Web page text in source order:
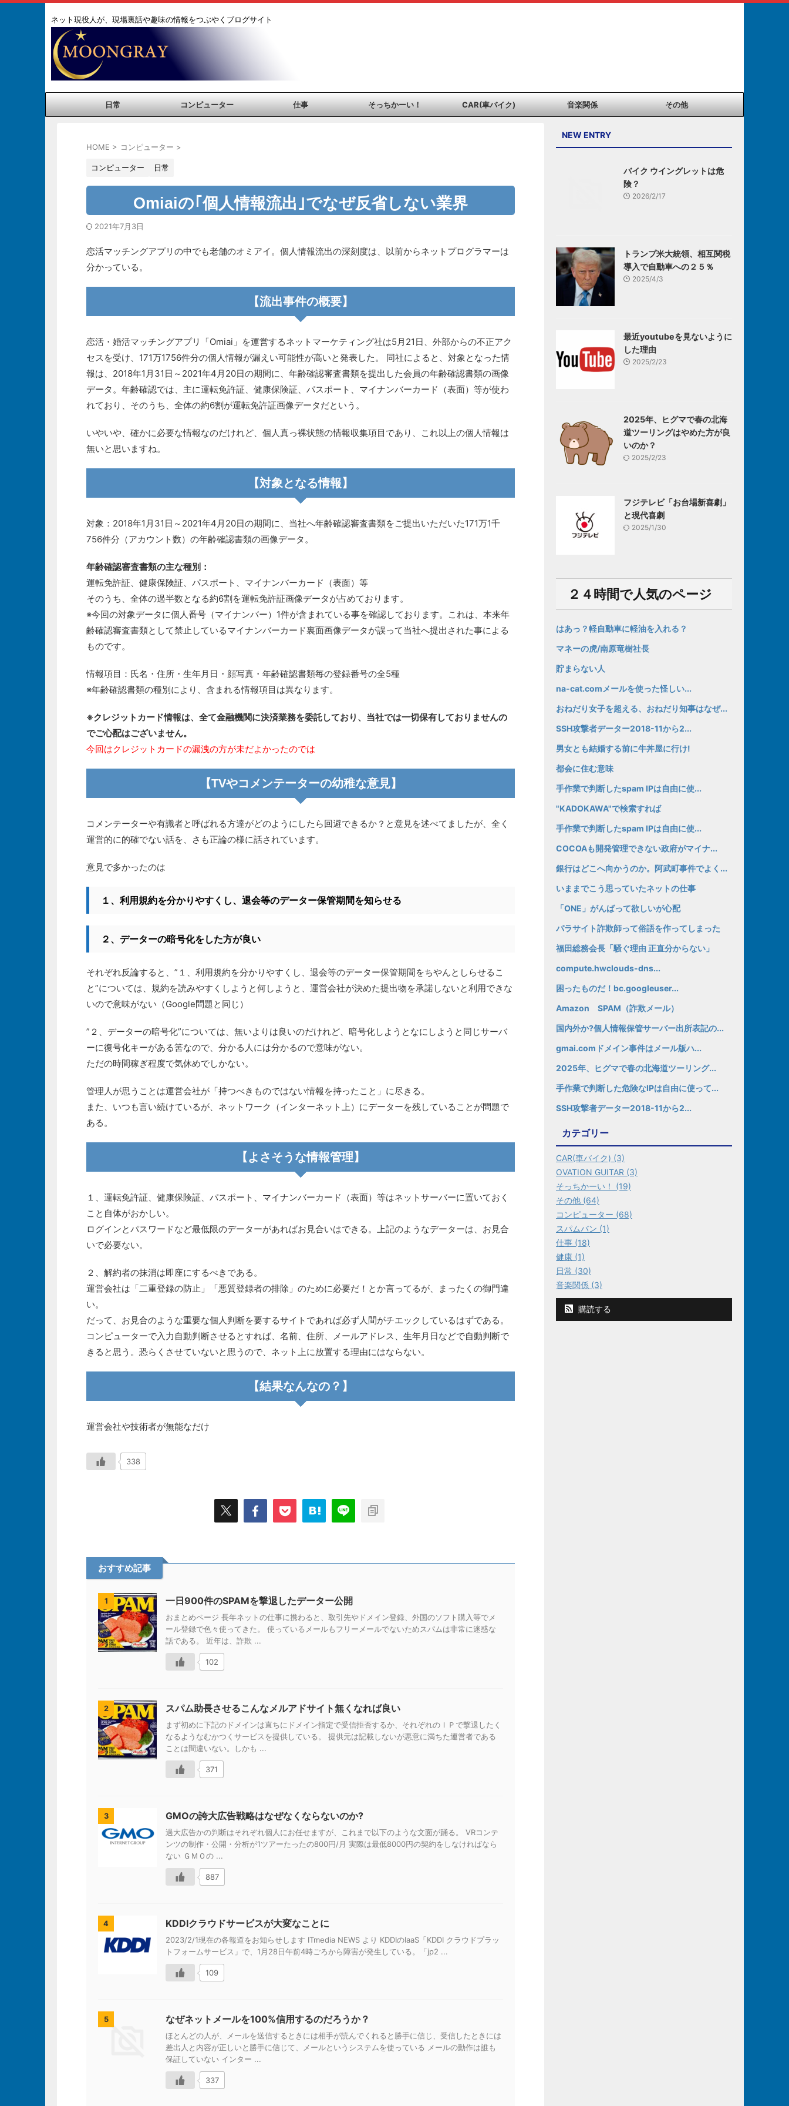
ネット現役人が、現場裏話や趣味の情報をつぶやくブログサイト
日常 コンピューター 仕事 そっちかーい！ CAR(車バイク) 音楽関係 その他
HOME > コンピューター >
コンピューター 日常
Omiaiの｢個人情報流出｣でなぜ反省しない業界
2021年7月3日
恋活マッチングアプリの中でも老舗のオミアイ。個人情報流出の深刻度は、以前からネットプログラマーは
分かっている。
【流出事件の概要】
恋活・婚活マッチングアプリ「Omiai」を運営するネットマーケティング社は5月21日、外部からの不正アク
セスを受け、171万1756件分の個人情報が漏えい可能性が高いと発表した。 同社によると、対象となった情
報は、2018年1月31日～2021年4月20日の期間に、年齢確認審査書類を提出した会員の年齢確認書類の画像
データ。年齢確認では、主に運転免許証、健康保険証、パスポート、マイナンバーカード（表面）等が使わ
れており、そのうち、全体の約6割が運転免許証画像データだという。
いやいや、確かに必要な情報なのだけれど、個人真っ裸状態の情報収集項目であり、これ以上の個人情報は
無いと思いますね。
【対象となる情報】
対象：2018年1月31日～2021年4月20日の期間に、当社へ年齢確認審査書類をご提出いただいた171万1千
756件分（アカウント数）の年齢確認書類の画像データ。
年齢確認審査書類の主な種別：
運転免許証、健康保険証、パスポート、マイナンバーカード（表面）等
そのうち、全体の過半数となる約6割を運転免許証画像データが占めております。
※今回の対象データに個人番号（マイナンバー）1件が含まれている事を確認しております。これは、本来年
齢確認審査書類として禁止しているマイナンバーカード裏面画像データが誤って当社へ提出された事による
ものです。
情報項目：氏名・住所・生年月日・顔写真・年齢確認書類毎の登録番号の全5種
※年齢確認書類の種別により、含まれる情報項目は異なります。
※クレジットカード情報は、全て金融機関に決済業務を委託しており、当社では一切保有しておりませんの
でご心配はございません。
今回はクレジットカードの漏洩の方が未だよかったのでは
【TVやコメンテーターの幼稚な意見】
コメンテーターや有識者と呼ばれる方達がどのようにしたら回避できるか？と意見を述べてましたが、全く
運営的に的確でない話を、さも正論の様に話されています。
意見で多かったのは
１、利用規約を分かりやすくし、退会等のデーター保管期間を知らせる
２、データーの暗号化をした方が良い
それぞれ反論すると、”１、利用規約を分かりやすくし、退会等のデーター保管期間をちやんとしらせるこ
と”については、規約を読みやすくしようと何しようと、運営会社が決めた提出物を承諾しないと利用できな
いので意味がない（Google問題と同じ）
”２、データーの暗号化”については、無いよりは良いのだけれど、暗号化しようとなにしようと同じサーバ
ーに復号化キーがある筈なので、分かる人には分かるので意味がない。
ただの時間稼ぎ程度で気休めでしかない。
管理人が思うことは運営会社が「持つべきものではない情報を持ったこと」に尽きる。
また、いつも言い続けているが、ネットワーク（インターネット上）にデーターを残していることが問題で
ある。
【よさそうな情報管理】
１、運転免許証、健康保険証、パスポート、マイナンバーカード（表面）等はネットサーバーに置いておく
こと自体がおかしい。
ログインとパスワードなど最低限のデーターがあればお見合いはできる。上記のようなデーターは、お見合
いで必要ない。
２、解約者の抹消は即座にするべきである。
運営会社は「二重登録の防止」「悪質登録者の排除」のために必要だ！とか言ってるが、まったくの御門違
い。
だって、お見合のような重要な個人判断を要するサイトであれば必ず人間がチエックしているはずである。
コンピューターで入力自動判断させるとすれば、名前、住所、メールアドレス、生年月日などで自動判断で
きると思う。恐らくさせていないと思うので、ネット上に放置する理由にはならない。
【結果なんなの？】
運営会社や技術者が無能なだけ
338
おすすめ記事
1 一日900件のSPAMを撃退したデーター公開
おまとめページ 長年ネットの仕事に携わると、取引先やドメイン登録、外国のソフト購入等でメ
ール登録で色々使ってきた。 使っているメールもフリーメールでないためスパムは非常に迷惑な
話である。 近年は、詐欺 ...
102
2 スパム助長させるこんなメルアドサイト無くなれば良い
まず初めに下記のドメインは直ちにドメイン指定で受信拒否するか、それぞれのＩＰで撃退したく
なるようなむかつくサービスを提供している。 提供元は記載しないが悪意に満ちた運営者である
ことは間違いない。しかも ...
371
3 GMOの誇大広告戦略はなぜなくならないのか?
過大広告かの判断はそれぞれ個人にお任せますが、これまで以下のような文面が踊る。 VRコンテ
ンツの制作・公開・分析が1ツアーたったの800円/月 実際は最低8000円の契約をしなければなら
ない ＧＭＯの ...
887
4 KDDIクラウドサービスが大変なことに
2023/2/1現在の各報道をお知らせします ITmedia NEWS より KDDIのIaaS「KDDI クラウドプラッ
トフォームサービス」で、1月28日午前4時ごろから障害が発生している。「jp2 ...
109
5 なぜネットメールを100%信用するのだろうか？
ほとんどの人が、メールを送信するときには相手が読んでくれると勝手に信じ、受信したときには
差出人と内容が正しいと勝手に信じて、メールというシステムを使っている メールの動作は誰も
保証していない インター ...
337
NEW ENTRY
バイク ウイングレットは危
険？
2026/2/17
トランプ米大統領、相互関税
導入で自動車への２５％
2025/4/3
最近youtubeを見ないように
した理由
2025/2/23
2025年、ヒグマで春の北海
道ツーリングはやめた方が良
いのか？
2025/2/23
フジテレビ「お台場新喜劇」
と現代喜劇
2025/1/30
２４時間で人気のページ
はあっ？軽自動車に軽油を入れる？
マネーの虎/南原竜樹社長
貯まらない人
na-cat.comメールを使った怪しい...
おねだり女子を超える、おねだり知事はなぜ...
SSH攻撃者データー2018-11から2...
男女とも結婚する前に牛丼屋に行け!
都会に住む意味
手作業で判断したspam IPは自由に使...
"KADOKAWA"で検索すれば
手作業で判断したspam IPは自由に使...
COCOAも開発管理できない政府がマイナ...
銀行はどこへ向かうのか。阿武町事件でよく...
いままでこう思っていたネットの仕事
「ONE」がんばって欲しいが心配
パラサイト詐欺師って俗語を作ってしまった
福田総務会長「騒ぐ理由 正直分からない」
compute.hwclouds-dns...
困ったものだ！bc.googleuser...
Amazon SPAM（詐欺メール）
国内外か?個人情報保管サーバー出所表記の...
gmai.comドメイン事件はメール版ハ...
2025年、ヒグマで春の北海道ツーリング...
手作業で判断した危険なIPは自由に使って...
SSH攻撃者データー2018-11から2...
カテゴリー
CAR(車バイク) (3)
OVATION GUITAR (3)
そっちかーい！ (19)
その他 (64)
コンピューター (68)
スパムバン (1)
仕事 (18)
健康 (1)
日常 (30)
音楽関係 (3)
購読する